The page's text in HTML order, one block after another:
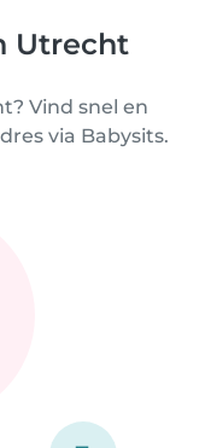
Utrecht
Vind snel en
via Babysits.